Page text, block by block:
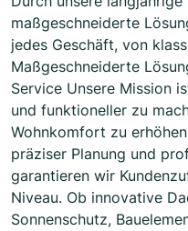
maßgeschneiderte
jedes Geschäft, von
Maßgeschneiderte
Service Unsere Mission
und funktioneller zu
Wohnkomfort zu
präziser Planung und
garantieren wir
Niveau. Ob innovative
Sonnenschutz,